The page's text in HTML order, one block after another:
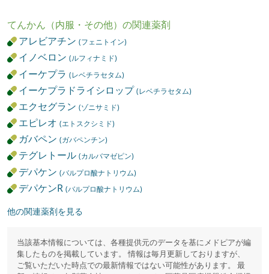
てんかん（内服・その他）の関連薬剤
アレビアチン(フェニトイン)
イノベロン(ルフィナミド)
イーケプラ(レベチラセタム)
イーケプラドライシロップ(レベチラセタム)
エクセグラン(ゾニサミド)
エピレオ(エトスクシミド)
ガバペン(ガバペンチン)
テグレトール(カルバマゼピン)
デパケン(バルプロ酸ナトリウム)
デパケンR(バルプロ酸ナトリウム)
他の関連薬剤を見る
当該基本情報については、各種提供元のデータを基にメドピアが編
集したものを掲載しています。 情報は毎月更新しておりますが、
ご覧いただいた時点での最新情報ではない可能性があります。 最